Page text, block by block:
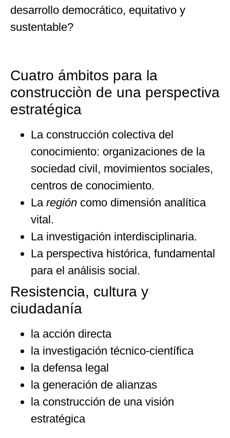
desarrollo democrático, equitativo y
sustentable?
Cuatro ámbitos para la
construcciòn de una perspectiva
estratégica
La construcción colectiva del
conocimiento: organizaciones de la
sociedad civil, movimientos sociales,
centros de conocimiento.
La región como dimensión analítica
vital.
La investigación interdisciplinaria.
La perspectiva histórica, fundamental
para el análisis social.
Resistencia, cultura y
ciudadanía
la acción directa
la investigación técnico-científica
la defensa legal
la generación de alianzas
la construcción de una visión
estratégica